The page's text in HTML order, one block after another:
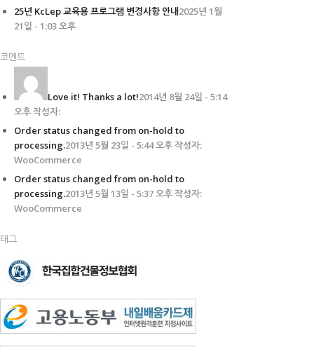
25년 KcLep 교육용 프로그램 변경사항 안내2025년 1월
21일 - 1:03 오후
코멘트
Love it! Thanks a lot!2014년 8월 24일 - 5:14
오후 작성자:
Order status changed from on-hold to
processing.2013년 5월 23일 - 5:44 오후 작성자:
WooCommerce
Order status changed from on-hold to
processing.2013년 5월 13일 - 5:37 오후 작성자:
WooCommerce
태그